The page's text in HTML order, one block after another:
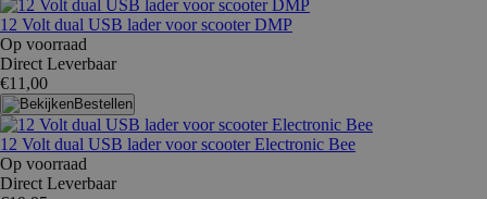
12 Volt dual USB lader voor scooter DMP
Op voorraad
Direct Leverbaar
€11,00
Bestellen
12 Volt dual USB lader voor scooter Electronic Bee
Op voorraad
Direct Leverbaar